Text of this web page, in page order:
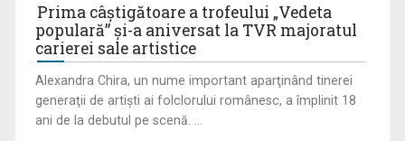
Prima câştigătoare a trofeului „Vedeta
populară” şi-a aniversat la TVR majoratul
carierei sale artistice
Alexandra Chira, un nume important aparţinând tinerei
generaţii de artişti ai folclorului românesc, a împlinit 18
ani de la debutul pe scenă. ...